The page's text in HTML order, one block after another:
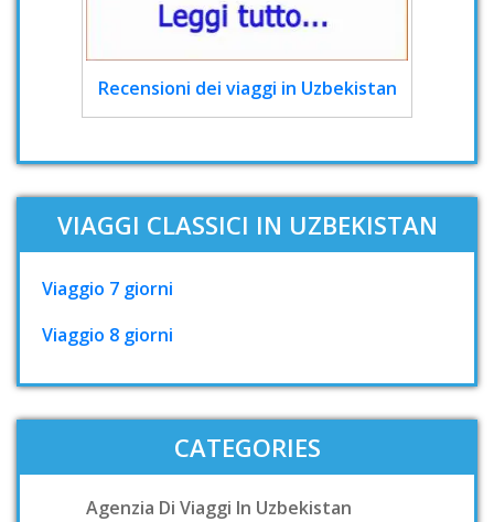
Recensioni dei viaggi in Uzbekistan
VIAGGI CLASSICI IN UZBEKISTAN
Viaggio 7 giorni
Viaggio 8 giorni
CATEGORIES
Agenzia Di Viaggi In Uzbekistan